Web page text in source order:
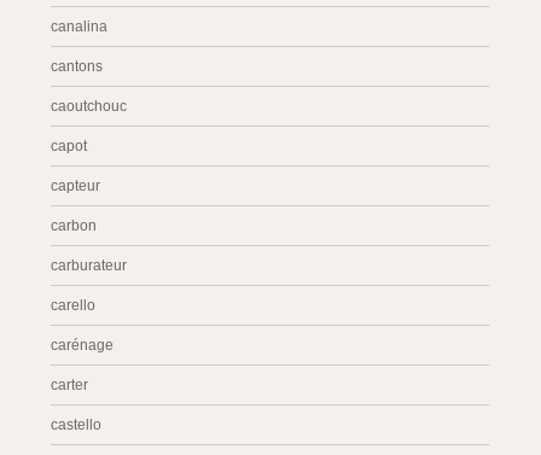
canalina
cantons
caoutchouc
capot
capteur
carbon
carburateur
carello
carénage
carter
castello